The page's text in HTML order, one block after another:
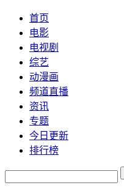
首页
电影
电视剧
综艺
动漫画
频道直播
资讯
专题
今日更新
排行榜